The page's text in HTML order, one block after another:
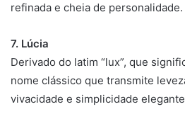
refinada e cheia de personalidade.
7. Lúcia
Derivado do latim “lux”, que
nome clássico que transmite
vivacidade e simplicidade